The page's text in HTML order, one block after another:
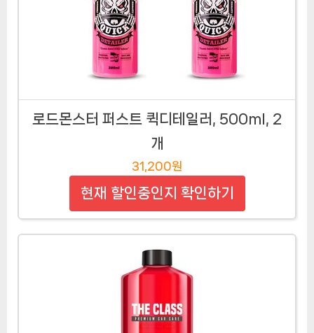
로드몬스터 퍼스트 퀵디테일러, 500ml, 2
개
31,200원
현재 할인중인지 확인하기